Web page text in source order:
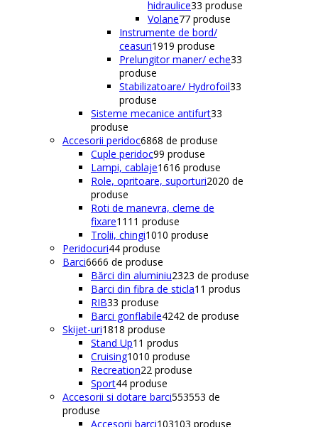
hidraulice33 produse
Volane77 produse
Instrumente de bord/
ceasuri1919 produse
Prelungitor maner/ eche33
produse
Stabilizatoare/ Hydrofoil33
produse
Sisteme mecanice antifurt33
produse
Accesorii peridoc6868 de produse
Cuple peridoc99 produse
Lampi, cablaje1616 produse
Role, opritoare, suporturi2020 de
produse
Roti de manevra, cleme de
fixare11 11 produse
Trolii, chingi1010 produse
Peridocuri44 produse
Barci6666 de produse
Bărci din aluminiu2323 de produse
Barci din fibra de sticla1 1 produs
RIB33 produse
Barci gonflabile4242 de produse
Skijet-uri1818 produse
Stand Up1 1 produs
Cruising1010 produse
Recreation22 produse
Sport44 produse
Accesorii si dotare barci553553 de
produse
Accesorii barci103103 produse